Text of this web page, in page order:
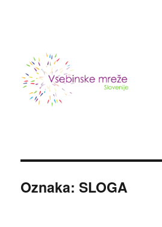
organizacij Slovenije
Oznaka:SLOGA